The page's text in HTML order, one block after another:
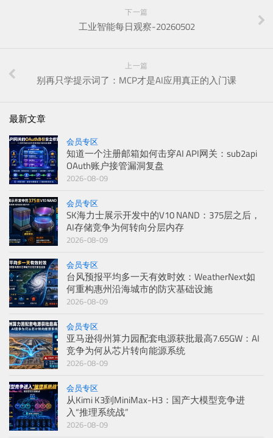
下一篇
工业智能每日观察-20260502
上一篇
别再只学提示词了：MCP才是AI应用真正的入门课
最新文章
会员专区
知道一个注册邮箱如何击穿AI API网关：sub2api
OAuth账户接管漏洞复盘
2026-08-09
会员专区
SK海力士展示开发中的V10 NAND：375层之后，
AI存储竞争为何转向分层内存
2026-08-09
会员专区
台风预报平均多一天有效时效：WeatherNext如
何重构惠州沿海城市的防灾基础设施
2026-08-09
会员专区
亚马逊得州算力园配套电源获批最高7.65GW：AI
竞争为何从芯片转向能源系统
2026-08-09
会员专区
从Kimi K3到MiniMax-H3：国产大模型竞争进
入“推理系统战”
2026-08-09